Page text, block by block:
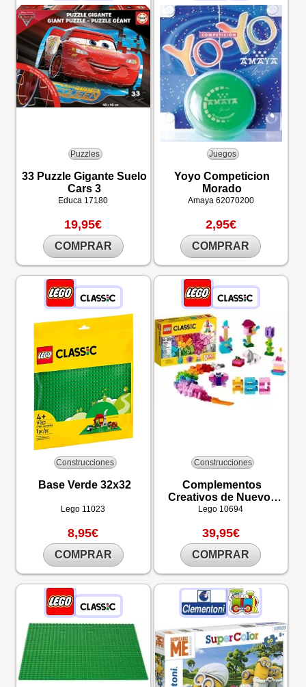
Puzzles
33 Puzzle Gigante Suelo
Cars 3
Educa 17180
19,95€
COMPRAR
Juegos
Yoyo Competicion
Morado
Amaya 62070200
2,95€
COMPRAR
Construcciones
Base Verde 32x32
Lego 11023
8,95€
COMPRAR
Construcciones
Complementos
Creativos de Nuevos
Colores LEGO®
Lego 10694
39,95€
COMPRAR